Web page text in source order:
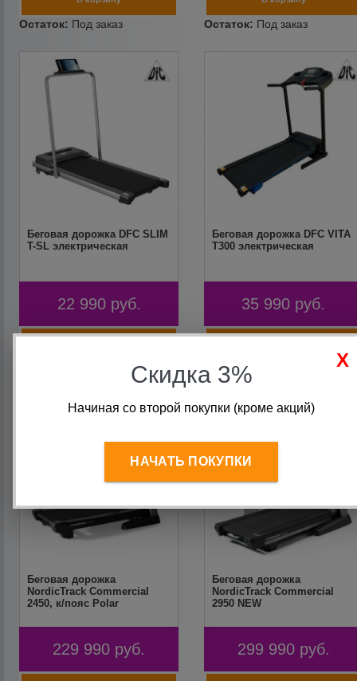
Беговая дорожка DFC SLIM
T-SL электрическая
22 990 руб.
Беговая дорожка DFC VITA
T300 электрическая
35 990 руб.
Беговая дорожка
NordicTrack Commercial
2450, к/пояс Polar
229 990 руб.
Беговая дорожка
NordicTrack Commercial
2950 NEW
299 990 руб.
Скидка 3%
Начиная со второй покупки (кроме акций)
НАЧАТЬ ПОКУПКИ